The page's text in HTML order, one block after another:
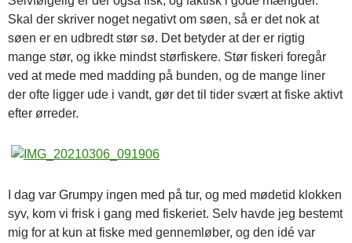
Skal der skriver noget negativt om søen, så er det nok at
søen er en udbredt stør sø. Det betyder at der er rigtig
mange stør, og ikke mindst størfiskere. Stør fiskeri foregår
ved at mede med madding på bunden, og de mange liner
der ofte ligger ude i vandt, gør det til tider svært at fiske aktivt
efter ørreder.
I dag var Grumpy ingen med på tur, og med mødetid klokken
syv, kom vi frisk i gang med fiskeriet. Selv havde jeg bestemt
mig for at kun at fiske med gennemløber, og den idé var